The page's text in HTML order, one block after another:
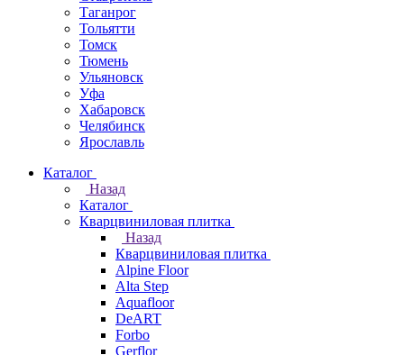
Таганрог
Тольятти
Томск
Тюмень
Ульяновск
Уфа
Хабаровск
Челябинск
Ярославль
Каталог
Назад
Каталог
Кварцвиниловая плитка
Назад
Кварцвиниловая плитка
Alpine Floor
Alta Step
Aquafloor
DeART
Forbo
Gerflor